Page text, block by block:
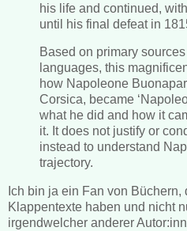
his life and continued,
until his final defeat in
Based on primary
languages, this
how Napoleone
Corsica, became
what he did and how it
it. It does not justify or
instead to understand
trajectory.
Ich bin ja ein Fan von
Klappentexte haben und nicht
irgendwelcher anderer